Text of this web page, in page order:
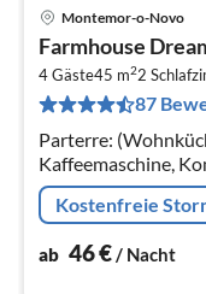
Montemor-o-Novo
Farmhouse
4 Gäste45 m22
87
Parterre:
Kaffeemaschine,
Kühl-/
Einzelbett),
Kostenfreie
ab 46€/ Nacht